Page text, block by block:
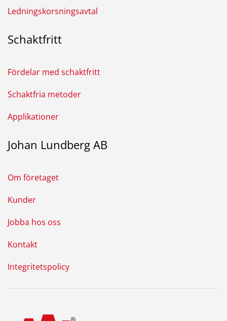
Ledningskorsningsavtal
Schaktfritt
Fördelar med schaktfritt
Schaktfria metoder
Applikationer
Johan Lundberg AB
Om företaget
Kunder
Jobba hos oss
Kontakt
Integritetspolicy